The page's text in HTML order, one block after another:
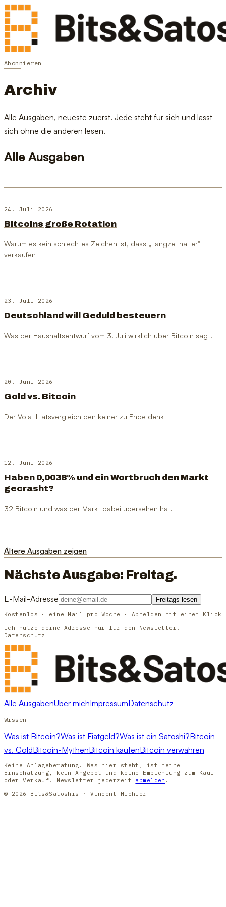
Abonnieren
Archiv
Alle Ausgaben, neueste zuerst. Jede steht für sich und lässt
sich ohne die anderen lesen.
Alle Ausgaben
24. Juli 2026
Bitcoins große Rotation
Warum es kein schlechtes Zeichen ist, dass „Langzeithalter"
verkaufen
23. Juli 2026
Deutschland will Geduld besteuern
Was der Haushaltsentwurf vom 3. Juli wirklich über Bitcoin sagt.
20. Juni 2026
Gold vs. Bitcoin
Der Volatilitätsvergleich den keiner zu Ende denkt
12. Juni 2026
Haben 0,0038% und ein Wortbruch den Markt
gecrasht?
32 Bitcoin und was der Markt dabei übersehen hat.
Ältere Ausgaben zeigen
Nächste Ausgabe: Freitag.
E-Mail-Adresse Freitags lesen
Kostenlos · eine Mail pro Woche · Abmelden mit einem Klick
Ich nutze deine Adresse nur für den Newsletter.
Datenschutz
Alle AusgabenÜber michImpressumDatenschutz
Wissen
Was ist Bitcoin?Was ist Fiatgeld?Was ist ein Satoshi?Bitcoin
vs. GoldBitcoin-MythenBitcoin kaufenBitcoin verwahren
Keine Anlageberatung. Was hier steht, ist meine
Einschätzung, kein Angebot und keine Empfehlung zum Kauf
oder Verkauf. Newsletter jederzeit abmelden .
© 2026 Bits&Satoshis · Vincent Michler